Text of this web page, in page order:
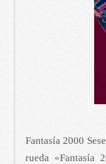
Fantasía 2000
rueda «Fantasía